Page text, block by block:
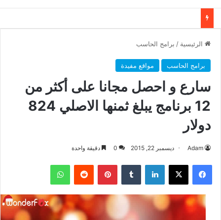
الرئيسية / برامج الحاسب
برامج الحاسب مواقع مفيدة
سارع و احصل مجانا على أكثر من
12 برنامج يبلغ ثمنها الاصلي 824
دولار
Adam ديسمبر 22, 2015 0 دقيقة واحدة
فيسبوك ‫X لينكدإن بينتيريست واتساب